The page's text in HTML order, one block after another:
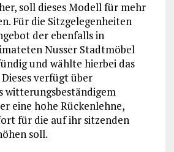
soll dieses Modell für mehr
Für die Sitzgelegenheiten
der ebenfalls in
Nusser Stadtmöbel
und wählte hierbei das
verfügt über
witterungsbeständigem
eine hohe Rückenlehne,
für die auf ihr sitzenden
soll.